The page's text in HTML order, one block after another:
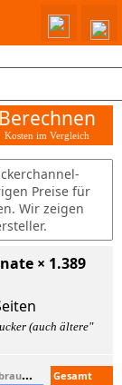
Berechnen
Kosten im Vergleich
Preise für
Wir zeigen
× 1.389
(auch ältere"
V
erbrauchsmaterialien